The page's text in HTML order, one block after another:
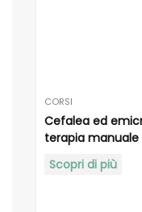
CORSI
Cefalea ed
terapia
Scopri di più